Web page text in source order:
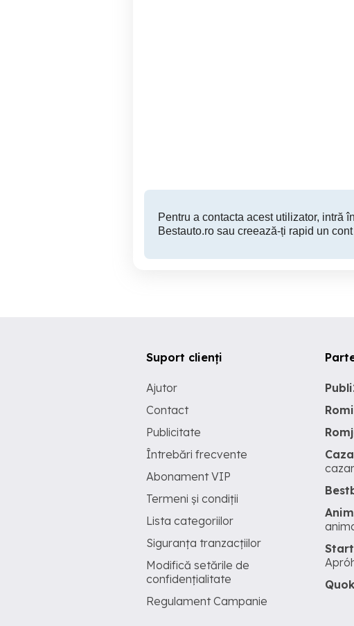
Pentru a contacta acest utilizator, intră
Bestauto.ro sau creează-ți rapid un
Suport clienți
Ajutor
Contact
Publicitate
Întrebări frecvente
Abonament VIP
Termeni și condiții
Lista categoriilor
Siguranța tranzacțiilor
Modifică setările de
confidențialitate
Regulament Campanie